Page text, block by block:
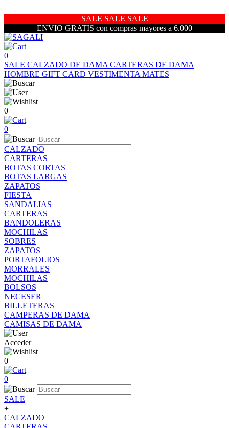
SALE SALE SALE
ENVIO GRATIS con compras mayores a 6.000
0
SALE CALZADO DE DAMA CARTERAS DE DAMA
HOMBRE GIFT CARD VESTIMENTA MATES
0
0
CALZADO
CARTERAS
BOTAS CORTAS
BOTAS LARGAS
ZAPATOS
FIESTA
SANDALIAS
CARTERAS
BANDOLERAS
MOCHILAS
SOBRES
ZAPATOS
PORTAFOLIOS
MORRALES
MOCHILAS
BOLSOS
NECESER
BILLETERAS
CAMPERAS DE DAMA
CAMISAS DE DAMA
Acceder
0
0
SALE
+
CALZADO